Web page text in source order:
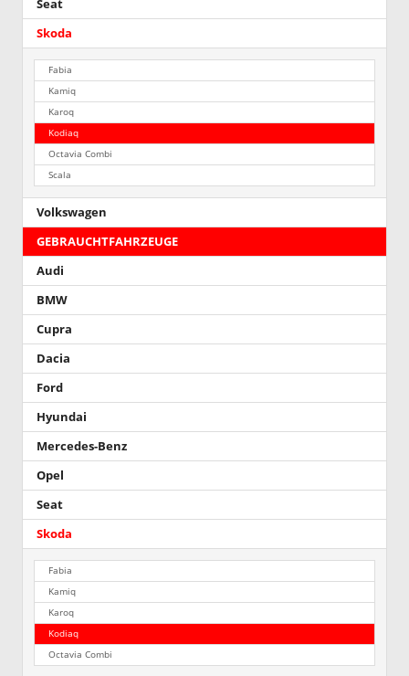
Seat
Skoda
Fabia
Kamiq
Karoq
Kodiaq
Octavia Combi
Scala
Volkswagen
GEBRAUCHTFAHRZEUGE
Audi
BMW
Cupra
Dacia
Ford
Hyundai
Mercedes-Benz
Opel
Seat
Skoda
Fabia
Kamiq
Karoq
Kodiaq
Octavia Combi